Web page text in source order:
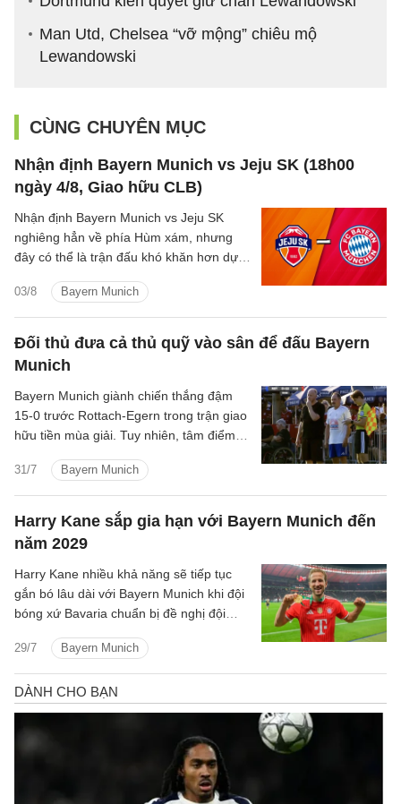
Man Utd, Chelsea “vỡ mộng” chiêu mộ
Lewandowski
CÙNG CHUYÊN MỤC
Nhận định Bayern Munich vs Jeju SK (18h00
ngày 4/8, Giao hữu CLB)
03/8 Bayern Munich
Nhận định Bayern Munich vs Jeju SK
nghiêng hẳn về phía Hùm xám, nhưng
đây có thể là trận đấu khó khăn hơn dự
Đối thủ đưa cả thủ quỹ vào sân để đấu Bayern
Munich
31/7 Bayern Munich
Bayern Munich giành chiến thắng đậm
15-0 trước Rottach-Egern trong trận giao
hữu tiền mùa giải. Tuy nhiên, tâm điểm
Tám nước Đức khi họ tung chính thủ quỹ
CLB vào sân trong hiệp hai.
Harry Kane sắp gia hạn với Bayern Munich đến
năm 2029
29/7 Bayern Munich
Harry Kane nhiều khả năng sẽ tiếp tục
gắn bó lâu dài với Bayern Munich khi đội
bóng xứ Bavaria chuẩn bị đề nghị đội
sau khi anh kết thúc kỳ nghỉ hậu World
Cup 2026.